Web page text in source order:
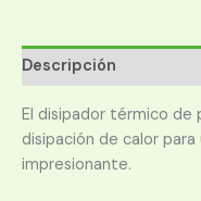
Descripción
El disipador térmico de
disipación de calor
impresionante.